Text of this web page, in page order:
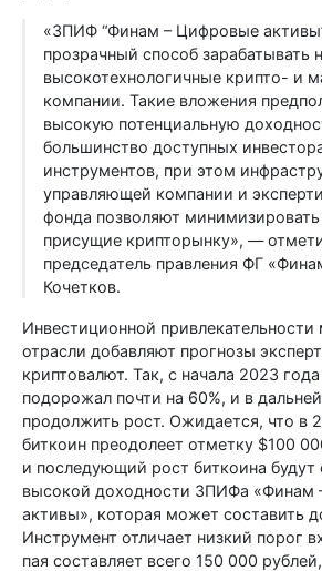
«ЗПИФ “Финам – Цифровые
прозрачный способ зарабатывать
высокотехнологичные крипто- и
компании. Такие вложения
высокую потенциальную
большинство доступных
инструментов, при этом
управляющей компании и
фонда позволяют
присущие крипторынку», —
председатель правления ФГ
Кочетков.
Инвестиционной привлекательности
отрасли добавляют прогнозы
криптовалют. Так, с начала 2023
подорожал почти на 60%, и в
продолжить рост. Ожидается, что в
биткоин преодолеет отметку $100
и последующий рост биткоина будут
высокой доходности ЗПИФа
активы», которая может составить
Инструмент отличает низкий порог
пая составляет всего 150 000